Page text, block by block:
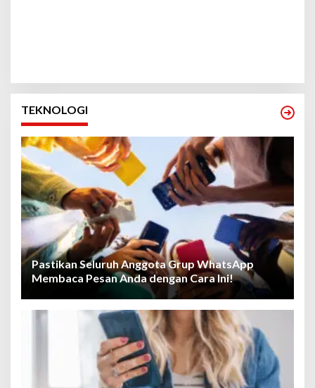
TEKNOLOGI
Pastikan Seluruh Anggota Grup WhatsApp
Membaca Pesan Anda dengan Cara Ini!